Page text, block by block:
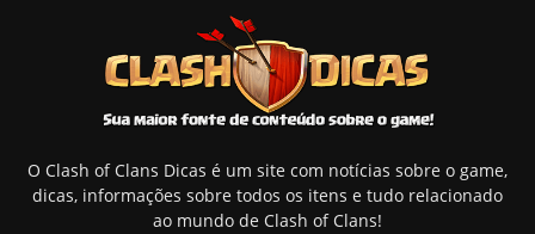
O Clash of Clans Dicas é um site com notícias sobre o game,
dicas, informações sobre todos os itens e tudo relacionado
ao mundo de Clash of Clans!